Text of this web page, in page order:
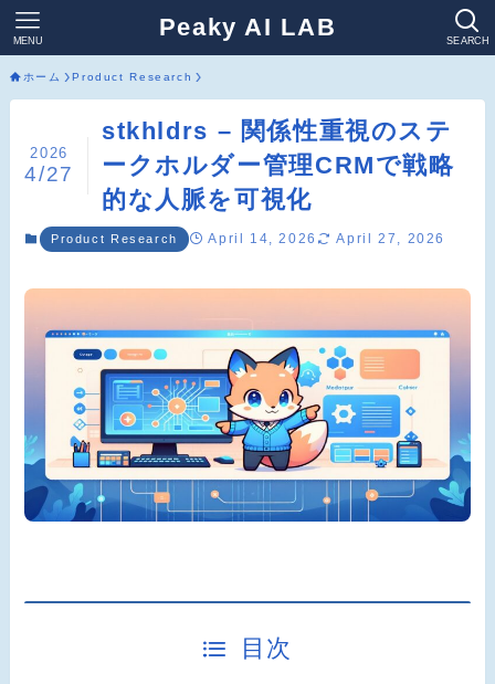
Peaky AI LAB SEARCH
MENU
ホーム Product Research
stkhldrs – 関係性重視のステ
ークホルダー管理CRMで戦略
的な人脈を可視化
2026
4/27
Product Research April 14, 2026 April 27, 2026
目次